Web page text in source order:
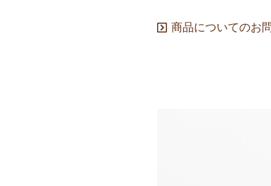
商品についてのお